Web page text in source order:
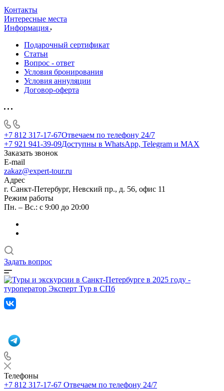
Контакты
Интересные места
Информация
Подарочный сертификат
Статьи
Вопрос - ответ
Условия бронирования
Условия аннуляции
Договор-оферта
+7 812 317-17-67Отвечаем по телефону 24/7
+7 921 941-39-09Доступны в WhatsApp, Telegram и MAX
Заказать звонок
E-mail
zakaz@expert-tour.ru
Адрес
г. Санкт-Петербург, Невский пр., д. 56, офис 11
Режим работы
Пн. – Вс.: с 9:00 до 20:00
Задать вопрос
Телефоны
+7 812 317-17-67 Отвечаем по телефону 24/7